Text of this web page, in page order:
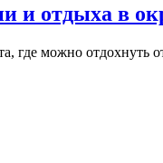
и отдыха в
можно отдохнуть